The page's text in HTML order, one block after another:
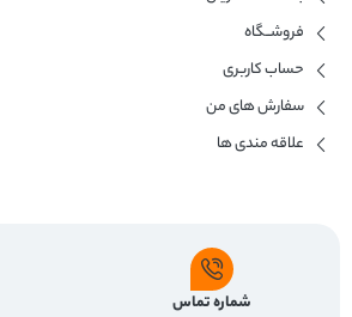
فروشــگاه
حساب کاربری
سفارش های من
علاقه مندی ها
شماره تماس